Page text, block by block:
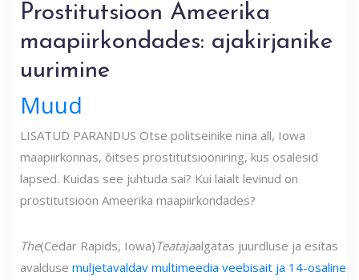
Prostitutsioon Ameerika
maapiirkondades: ajakirjanike
uurimine
Muud
LISATUD PARANDUS Otse politseinike nina all, Iowa
maapiirkonnas, õitses prostitutsiooniring, kus osalesid
lapsed. Kuidas see juhtuda sai? Kui laialt levinud on
prostitutsioon Ameerika maapiirkondades?
The(Cedar Rapids, Iowa)Teatajaalgatas juurdluse ja esitas
avalduse muljetavaldav multimeedia veebisait ja 14-osaline